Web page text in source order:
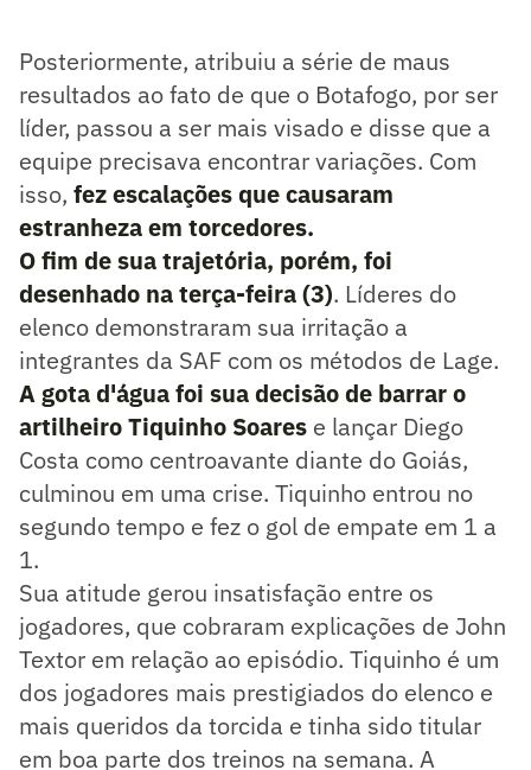
Posteriormente, atribuiu a série de maus
resultados ao fato de que o Botafogo, por ser
líder, passou a ser mais visado e disse que a
equipe precisava encontrar variações. Com
isso, fez escalações que causaram
estranheza em torcedores.
O fim de sua trajetória, porém, foi
desenhado na terça-feira (3). Líderes do
elenco demonstraram sua irritação a
integrantes da SAF com os métodos de Lage.
A gota d'água foi sua decisão de barrar o
artilheiro Tiquinho Soares e lançar Diego
Costa como centroavante diante do Goiás,
culminou em uma crise. Tiquinho entrou no
segundo tempo e fez o gol de empate em 1 a
1.
Sua atitude gerou insatisfação entre os
jogadores, que cobraram explicações de John
Textor em relação ao episódio. Tiquinho é um
dos jogadores mais prestigiados do elenco e
mais queridos da torcida e tinha sido titular
em boa parte dos treinos na semana. A